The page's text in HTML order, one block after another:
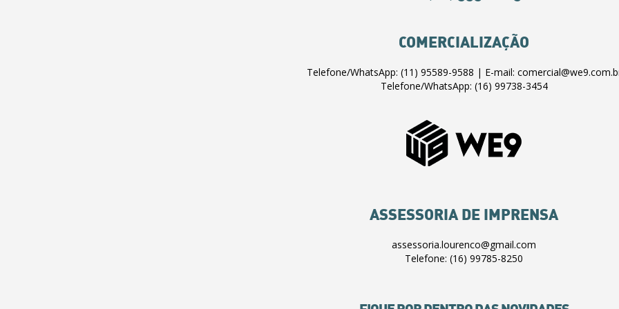
COMERCIALIZAÇÃO
Telefone/WhatsApp: (11) 95589-9588 | E-mail:
Telefone/WhatsApp: (16) 99738-3454
ASSESSORIA DE IMPRENSA
assessoria.lourenco@gmail.com
Telefone: (16) 99785-8250